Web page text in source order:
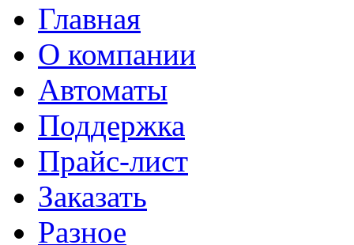
Главная
О компании
Автоматы
Поддержка
Прайс-лист
Заказать
Разное